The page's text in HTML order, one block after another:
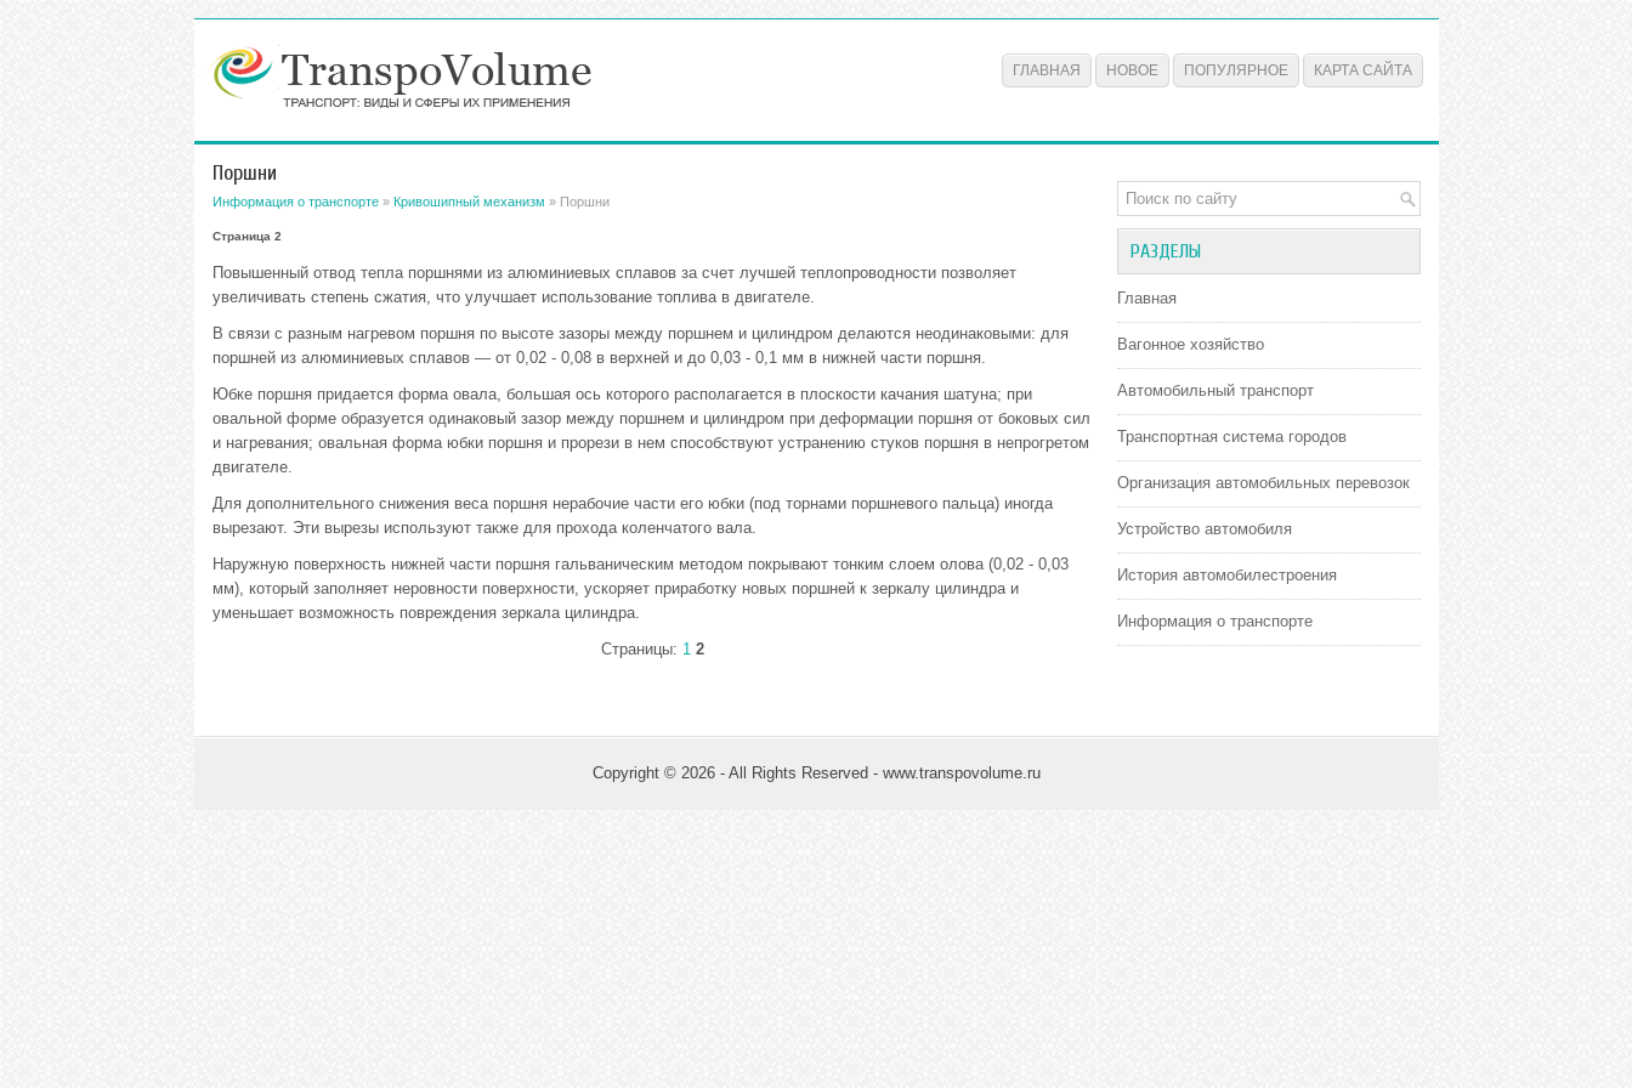
ГЛАВНАЯ НОВОЕ ПОПУЛЯРНОЕ КАРТА САЙТА
Поршни
Информация о транспорте» Кривошипный механизм » Поршни
Страница 2
Повышенный отвод тепла поршнями из алюминиевых сплавов за счет лучшей теплопроводности позволяет
увеличивать степень сжатия, что улучшает использование топлива в двигателе.
В связи с разным нагревом поршня по высоте зазоры между поршнем и цилиндром делаются неодинаковыми: для
поршней из алюминиевых сплавов — от 0,02 - 0,08 в верхней и до 0,03 - 0,1 мм в нижней части поршня.
Юбке поршня придается форма овала, большая ось которого располагается в плоскости качания шатуна; при
овальной форме образуется одинаковый зазор между поршнем и цилиндром при деформации поршня от боковых сил
и нагревания; овальная форма юбки поршня и прорези в нем способствуют устранению стуков поршня в непрогретом
двигателе.
Для дополнительного снижения веса поршня нерабочие части его юбки (под торнами поршневого пальца) иногда
вырезают. Эти вырезы используют также для прохода коленчатого вала.
Наружную поверхность нижней части поршня гальваническим методом покрывают тонким слоем олова (0,02 - 0,03
мм), который заполняет неровности поверхности, ускоряет приработку новых поршней к зеркалу цилиндра и
уменьшает возможность повреждения зеркала цилиндра.
Страницы: 1 2
РАЗДЕЛЫ
Главная
Вагонное хозяйство
Автомобильный транспорт
Транспортная система городов
Организация автомобильных перевозок
Устройство автомобиля
История автомобилестроения
Информация о транспорте
Copyright © 2026 - All Rights Reserved - www.transpovolume.ru